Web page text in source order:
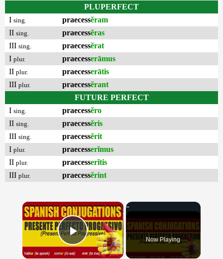
PLUPERFECT
I sing. praecessĕram
II sing. praecessĕras
III sing. praecessĕrat
I plur. praecesserāmus
II plur. praecesserātis
III plur. praecessĕrant
FUTURE PERFECT
I sing. praecessĕro
II sing. praecessĕris
III sing. praecessĕrit
I plur. praecesserĭmus
II plur. praecesserĭtis
III plur. praecessĕrint
×
Play Video Now Playing